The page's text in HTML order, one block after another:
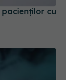
cu